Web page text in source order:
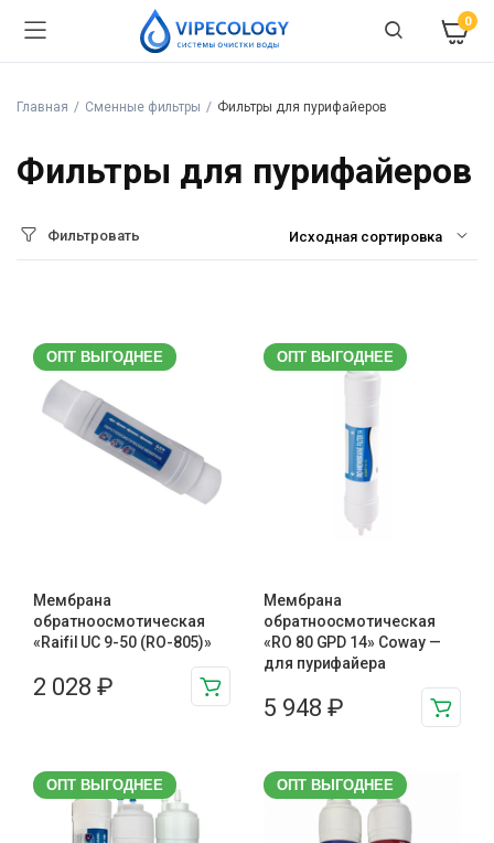
0
Главная Сменные фильтры Фильтры для пурифайеров
Фильтры для пурифайеров
Фильтровать
ОПТ ВЫГОДНЕЕ
Мембрана
обратноосмотическая
«Raifil UC 9-50 (RO-805)»
2 028 ₽
ОПТ ВЫГОДНЕЕ
Мембрана
обратноосмотическая
«RO 80 GPD 14» Coway —
для пурифайера
5 948 ₽
ОПТ ВЫГОДНЕЕ ОПТ ВЫГОДНЕЕ